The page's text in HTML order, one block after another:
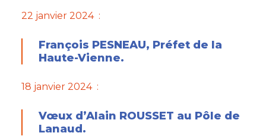
22 janvier 2024 :
François PESNEAU, Préfet de la
Haute-Vienne.
18 janvier 2024 :
Vœux d’Alain ROUSSET au Pôle de
Lanaud.